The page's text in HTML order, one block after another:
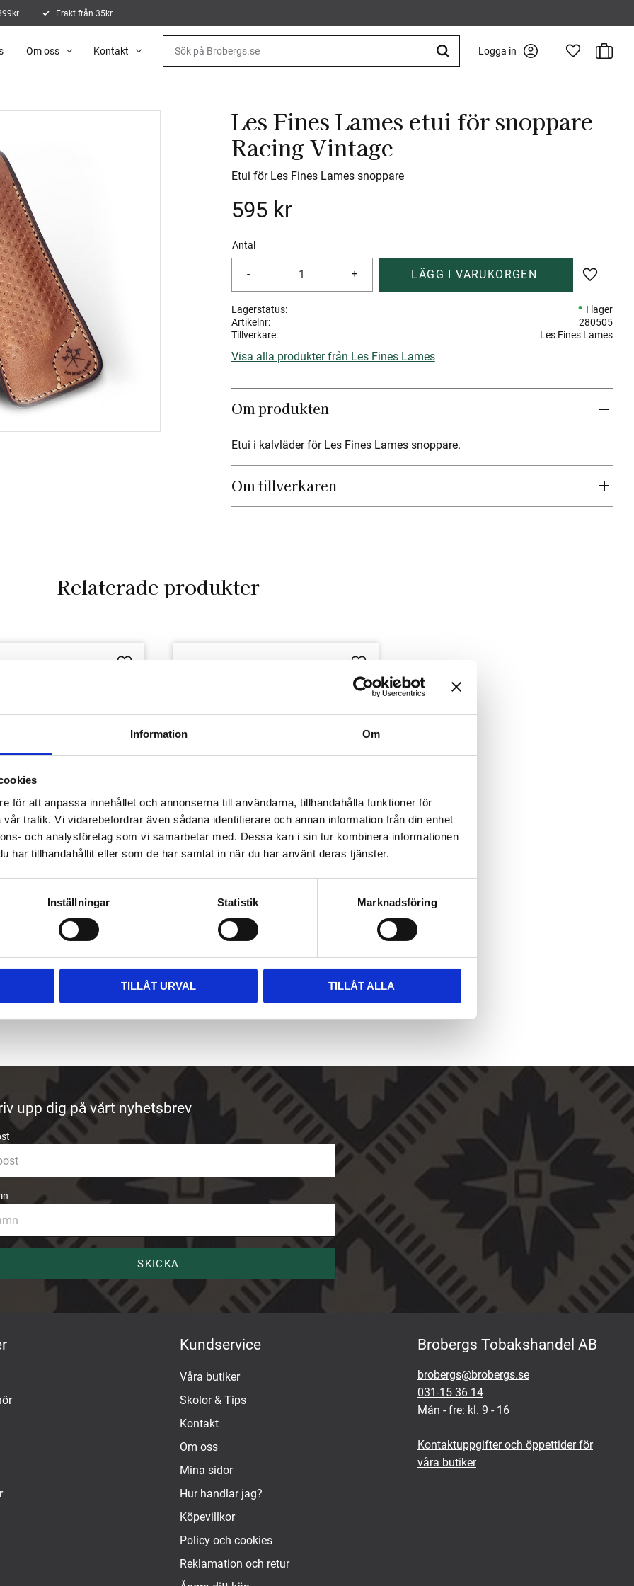
Information Om
för att anpassa innehållet och annonserna till användarna, tillhandahålla funktioner för
trafik. Vi vidarebefordrar även sådana identifierare och annan information från din enhet
och analysföretag som vi samarbetar med. Dessa kan i sin tur kombinera informationen
har tillhandahållit eller som de har samlat in när du har använt deras tjänster.
Inställningar Statistik Marknadsföring
TILLÅT URVAL TILLÅT ALLA
Frakt från 35kr
Logga in Favoriter
Om oss Kontakt
Les Fines Lames etui för snoppare
Racing Vintage
Etui för Les Fines Lames snoppare
595kr
Antal
+
-
Lägg till
Lagerstatus
I lager
Artikelnr
280505
Tillverkare
Les Fines Lames
Visa alla produkter från Les Fines Lames
Om produkten
Etui i kalvläder för Les Fines Lames snoppare.
Om tillverkaren
Relaterade produkter
Nicaragua
Ihopfällbar cigarrkniv
upp dig på vårt nyhetsbrev
SKICKA
Kundservice
Våra butiker
Skolor & Tips
Kontakt
Om oss
Mina sidor
Hur handlar jag?
Köpevillkor
Policy och cookies
Reklamation och retur
Brobergs Tobakshandel AB
brobergs@brobergs.se
031-15 36 14
Mån - fre: kl. 9 - 16
Kontaktuppgifter och öppettider för
våra butiker